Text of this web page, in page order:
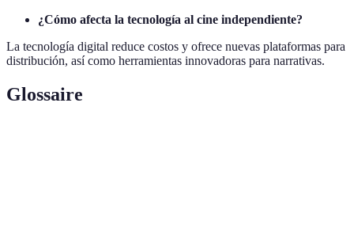
¿Cómo afecta la tecnología al cine independiente?
La tecnología digital reduce costos y ofrece nuevas plataformas para
distribución, así como herramientas innovadoras para narrativas.
Glossaire